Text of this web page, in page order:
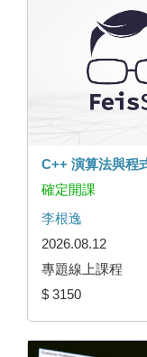
C++ 演算法與程
確定開課
李根逸
2026.08.12
專題線上課程
$ 3150